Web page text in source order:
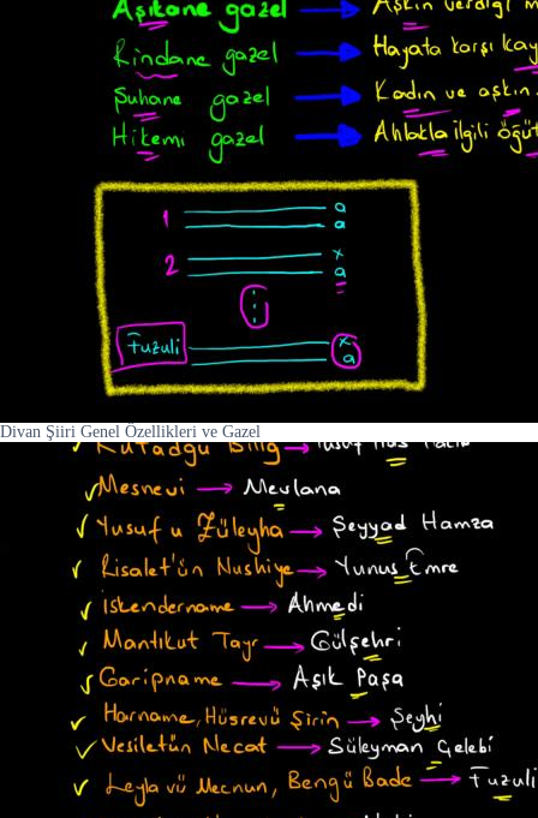
Divan Şiiri Genel Özellikleri ve Gazel